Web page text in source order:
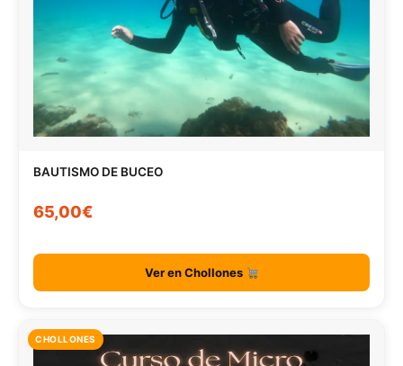
BAUTISMO DE BUCEO
65,00€
Ver en Chollones
CHOLLONES